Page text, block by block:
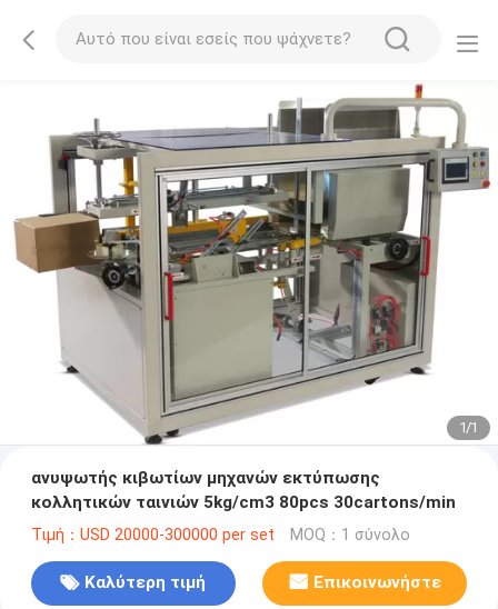
1/1
ανυψωτής κιβωτίων μηχανών εκτύπωσης
κολλητικών ταινιών 5kg/cm3 80pcs 30cartons/min
Τιμή：USD 20000-300000 per set MOQ：1 σύνολο
Καλύτερη τιμή Επικοινωνήστε